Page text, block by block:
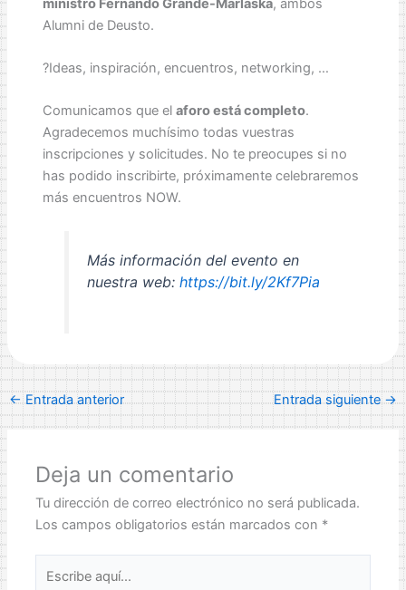
ministro Fernando Grande-Marlaska, ambos
Alumni de Deusto.
?Ideas, inspiración, encuentros, networking, …
Comunicamos que el aforo está completo.
Agradecemos muchísimo todas vuestras
inscripciones y solicitudes. No te preocupes si no
has podido inscribirte, próximamente celebraremos
más encuentros NOW.
Más información del evento en
nuestra web: https://bit.ly/2Kf7Pia
←Entrada anterior Entrada siguiente→
Deja un comentario
Tu dirección de correo electrónico no será publicada.
Los campos obligatorios están marcados con *